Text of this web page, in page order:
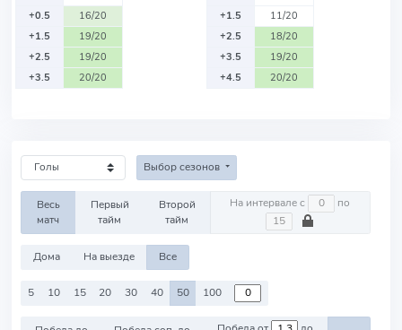
+0.5
16/20
+1.5
19/20
+2.5
19/20
+3.5
20/20
+1.5
11/20
+2.5
18/20
+3.5
19/20
+4.5
20/20
Выбор сезонов
Весь
матч
Первый
тайм
Второй
тайм
На интервале с по
Дома На выезде Все
5 10 15 20 30 40 50 100